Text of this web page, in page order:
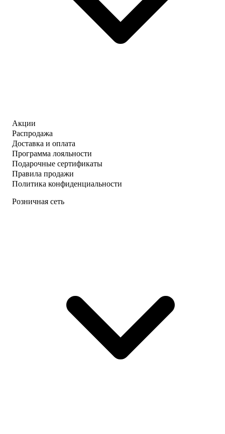
Акции
Распродажа
Доставка и оплата
Программа лояльности
Подарочные сертификаты
Правила продажи
Политика конфиденциальности
Розничная сеть